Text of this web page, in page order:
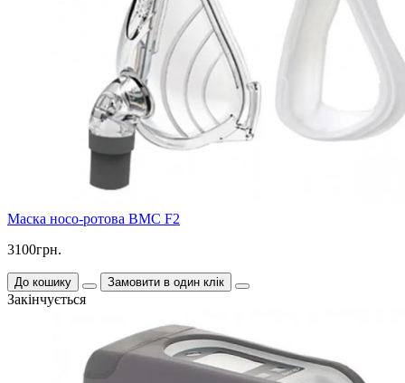
Маска носо-ротова BMC F2
3100грн.
До кошику Замовити в один клік
Закінчується